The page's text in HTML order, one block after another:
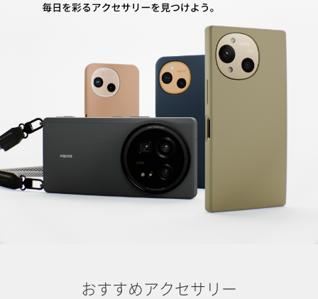
おすすめアクセサリー